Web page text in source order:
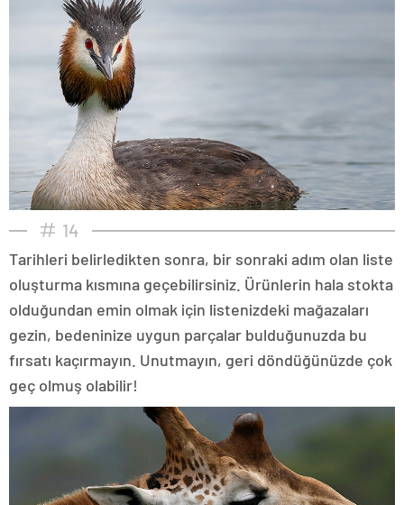
14
Tarihleri belirledikten sonra, bir sonraki adım olan liste
oluşturma kısmına geçebilirsiniz. Ürünlerin hala stokta
olduğundan emin olmak için listenizdeki mağazaları
gezin, bedeninize uygun parçalar bulduğunuzda bu
fırsatı kaçırmayın. Unutmayın, geri döndüğünüzde çok
geç olmuş olabilir!